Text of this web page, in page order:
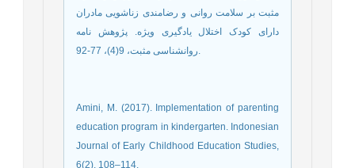
مثبت بر سلامت روانی و رضامندی زناشویی مادران
دارای کودک اختلال یادگیری ویژه. پژوهش نامه
روانشناسی مثبت، 9(4)، 77-92.
Amini, M. (2017). Implementation of parenting
education program in kindergarten. Indonesian
Journal of Early Childhood Education Studies,
6(2), 108–114.